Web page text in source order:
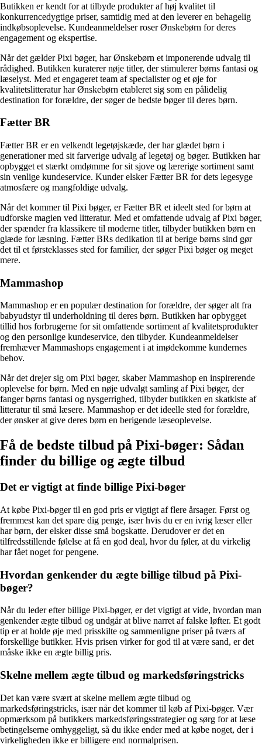
Butikken er kendt for at tilbyde produkter af høj kvalitet til
konkurrencedygtige priser, samtidig med at den leverer en behagelig
indkøbsoplevelse. Kundeanmeldelser roser Ønskebørn for deres
engagement og ekspertise.
Når det gælder Pixi bøger, har Ønskebørn et imponerende udvalg til
rådighed. Butikken kuraterer nøje titler, der stimulerer børns fantasi og
læselyst. Med et engageret team af specialister og et øje for
kvalitetslitteratur har Ønskebørn etableret sig som en pålidelig
destination for forældre, der søger de bedste bøger til deres børn.
Fætter BR
Fætter BR er en velkendt legetøjskæde, der har glædet børn i
generationer med sit farverige udvalg af legetøj og bøger. Butikken har
opbygget et stærkt omdømme for sit sjove og lærerige sortiment samt
sin venlige kundeservice. Kunder elsker Fætter BR for dets legesyge
atmosfære og mangfoldige udvalg.
Når det kommer til Pixi bøger, er Fætter BR et ideelt sted for børn at
udforske magien ved litteratur. Med et omfattende udvalg af Pixi bøger,
der spænder fra klassikere til moderne titler, tilbyder butikken børn en
glæde for læsning. Fætter BRs dedikation til at berige børns sind gør
det til et førsteklasses sted for familier, der søger Pixi bøger og meget
mere.
Mammashop
Mammashop er en populær destination for forældre, der søger alt fra
babyudstyr til underholdning til deres børn. Butikken har opbygget
tillid hos forbrugerne for sit omfattende sortiment af kvalitetsprodukter
og den personlige kundeservice, den tilbyder. Kundeanmeldelser
fremhæver Mammashops engagement i at imødekomme kundernes
behov.
Når det drejer sig om Pixi bøger, skaber Mammashop en inspirerende
oplevelse for børn. Med en nøje udvalgt samling af Pixi bøger, der
fanger børns fantasi og nysgerrighed, tilbyder butikken en skatkiste af
litteratur til små læsere. Mammashop er det ideelle sted for forældre,
der ønsker at give deres børn en berigende læseoplevelse.
Få de bedste tilbud på Pixi-bøger: Sådan
finder du billige og ægte tilbud
Det er vigtigt at finde billige Pixi-bøger
At købe Pixi-bøger til en god pris er vigtigt af flere årsager. Først og
fremmest kan det spare dig penge, især hvis du er en ivrig læser eller
har børn, der elsker disse små bogskatte. Derudover er det en
tilfredsstillende følelse at få en god deal, hvor du føler, at du virkelig
har fået noget for pengene.
Hvordan genkender du ægte billige tilbud på Pixi-
bøger?
Når du leder efter billige Pixi-bøger, er det vigtigt at vide, hvordan man
genkender ægte tilbud og undgår at blive narret af falske løfter. Et godt
tip er at holde øje med prisskilte og sammenligne priser på tværs af
forskellige butikker. Hvis prisen virker for god til at være sand, er det
måske ikke en ægte billig pris.
Skelne mellem ægte tilbud og markedsføringstricks
Det kan være svært at skelne mellem ægte tilbud og
markedsføringstricks, især når det kommer til køb af Pixi-bøger. Vær
opmærksom på butikkers markedsføringsstrategier og sørg for at læse
betingelserne omhyggeligt, så du ikke ender med at købe noget, der i
virkeligheden ikke er billigere end normalprisen.